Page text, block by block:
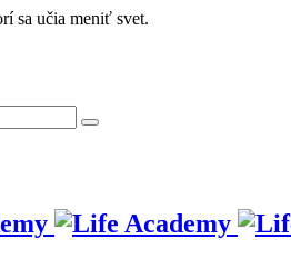
sa učia meniť svet.